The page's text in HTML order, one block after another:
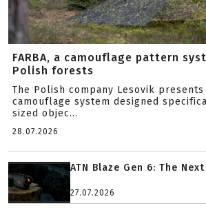
FARBA, a camouflage pattern
Polish forests
The Polish company Lesovik presents
camouflage system designed
sized objec...
28.07.2026
ATN Blaze Gen 6: The
27.07.2026